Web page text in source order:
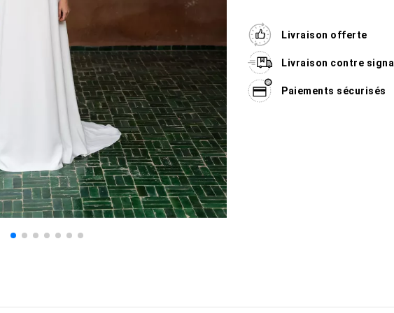
Livraison offerte
Livraison contre
Paiements sécurisés